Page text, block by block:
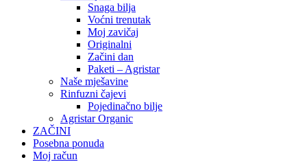
Snaga bilja
Voćni trenutak
Moj zavičaj
Originalni
Začini dan
Paketi – Agristar
Naše mješavine
Rinfuzni čajevi
Pojedinačno bilje
Agristar Organic
ZAČINI
Posebna ponuda
Moj račun